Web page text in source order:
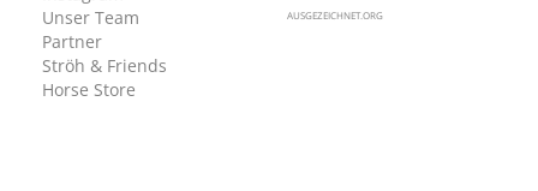
Unser Team
Partner
Ströh & Friends
Horse Store
AUSGEZEICHNET.ORG